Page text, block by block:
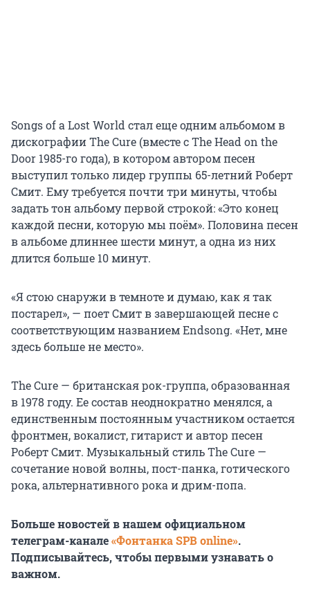
Songs of a Lost World стал еще одним альбомом в
дискографии The Cure (вместе с The Head on the
Door 1985-го года), в котором автором песен
выступил только лидер группы 65-летний Роберт
Смит. Ему требуется почти три минуты, чтобы
задать тон альбому первой строкой: «Это конец
каждой песни, которую мы поём». Половина песен
в альбоме длиннее шести минут, а одна из них
длится больше 10 минут.
«Я стою снаружи в темноте и думаю, как я так
постарел», — поет Смит в завершающей песне с
соответствующим названием Endsong. «Нет, мне
здесь больше не место».
The Cure — британская рок-группа, образованная
в 1978 году. Ее состав неоднократно менялся, а
единственным постоянным участником остается
фронтмен, вокалист, гитарист и автор песен
Роберт Смит. Музыкальный стиль The Cure —
сочетание новой волны, пост-панка, готического
рока, альтернативного рока и дрим-попа.
Больше новостей в нашем официальном
телеграм-канале«Фонтанка SPB online».
Подписывайтесь, чтобы первыми узнавать о
важном.